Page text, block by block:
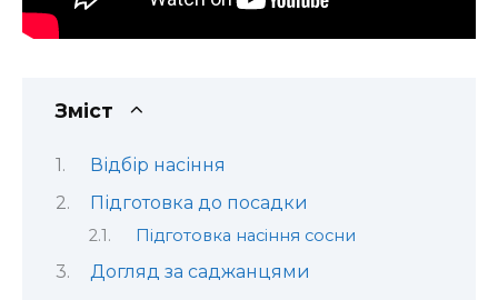
Зміст
Відбір насіння
Підготовка до посадки
Підготовка насіння сосни
Догляд за саджанцями